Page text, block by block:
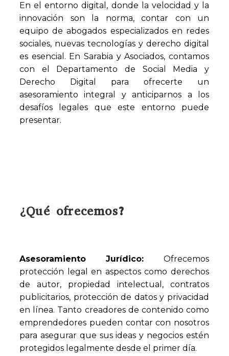
En el entorno digital, donde la velocidad y la
innovación son la norma, contar con un
equipo de abogados especializados en redes
sociales, nuevas tecnologías y derecho digital
es esencial. En Sarabia y Asociados, contamos
con el Departamento de Social Media y
Derecho Digital para ofrecerte un
asesoramiento integral y anticiparnos a los
desafíos legales que este entorno puede
presentar.
¿Qué ofrecemos?
Asesoramiento Jurídico: Ofrecemos
protección legal en aspectos como derechos
de autor, propiedad intelectual, contratos
publicitarios, protección de datos y privacidad
en línea. Tanto creadores de contenido como
emprendedores pueden contar con nosotros
para asegurar que sus ideas y negocios estén
protegidos legalmente desde el primer día.